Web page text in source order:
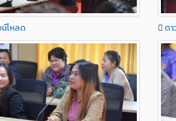
น์โหลด ด